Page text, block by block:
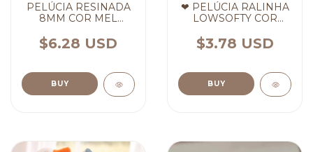
PELÚCIA RESINADA
8MM COR MEL
(cópia) - (cópia) -
(cópia)
$6.28 USD
BUY
❤ PELÚCIA RALINHA
LOWSOFTY COR
$3.78 USD